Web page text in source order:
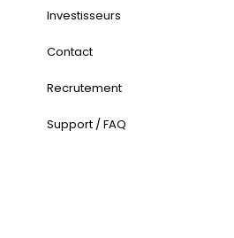
Investisseurs
Contact
Recrutement
Support / FAQ